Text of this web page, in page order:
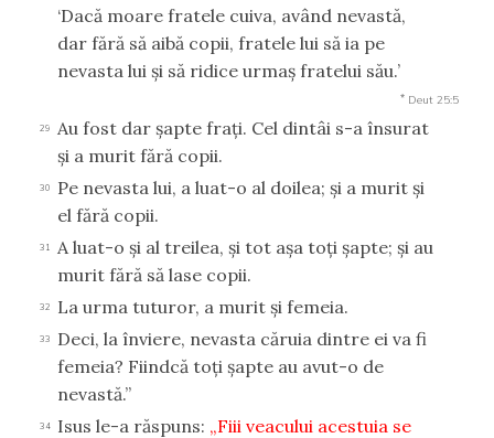
‘Dacă moare fratele cuiva, având nevastă,
dar fără să aibă copii, fratele lui să ia pe
nevasta lui şi să ridice urmaş fratelui său.’
* Deut 25:5
29
Au fost dar şapte fraţi. Cel dintâi s-a însurat
şi a murit fără copii.
30
Pe nevasta lui, a luat-o al doilea; şi a murit şi
el fără copii.
31
A luat-o şi al treilea, şi tot aşa toţi şapte; şi au
murit fără să lase copii.
32 La urma tuturor, a murit şi femeia.
33
Deci, la înviere, nevasta căruia dintre ei va fi
femeia? Fiindcă toţi şapte au avut-o de
nevastă.”
34 Isus le-a răspuns: „Fiii veacului acestuia se